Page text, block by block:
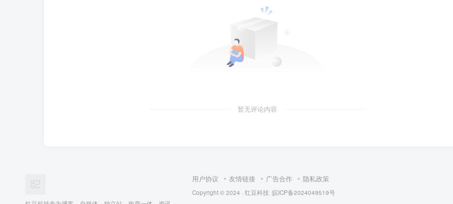
暂无评论内容
用户协议 友情链接 广告合作 隐私政策
Copyright © 2024 · 红豆科技 皖ICP备2024049519号